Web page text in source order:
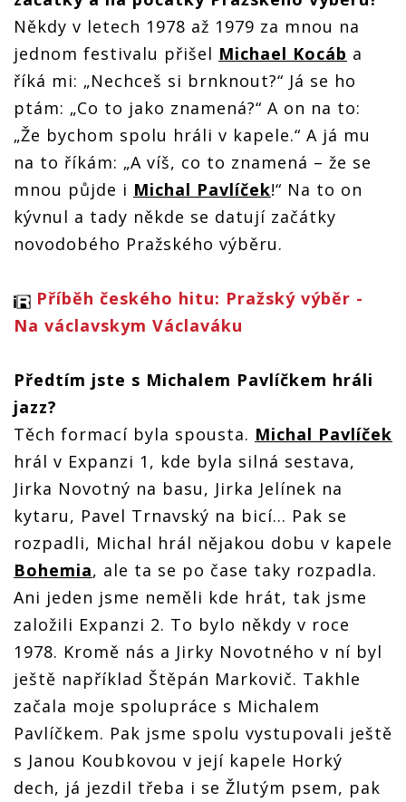
nás
křičeli, ať
s tím
jdeme do
lidé na
nás
křičeli, ať
jdeme do
prdele
nás
křičeli, ať
s tím
jdeme do
nás
křičeli, ať
s tím
jdeme do
Někdy v letech 1978 až 1979 za mnou na
jednom festivalu přišel Michael Kocáb a
říká mi: „Nechceš si brnknout?“ Já se ho
ptám: „Co to jako znamená?“ A on na to:
„Že bychom spolu hráli v kapele.“ A já mu
na to říkám: „A víš, co to znamená – že se
mnou půjde i Michal Pavlíček!“ Na to on
kývnul a tady někde se datují začátky
novodobého Pražského výběru.
Příběh českého hitu: Pražský výběr -
Na václavskym Václaváku
Předtím jste s Michalem Pavlíčkem hráli
jazz?
Těch formací byla spousta. Michal Pavlíček
hrál v Expanzi 1, kde byla silná sestava,
Jirka Novotný na basu, Jirka Jelínek na
kytaru, Pavel Trnavský na bicí... Pak se
rozpadli, Michal hrál nějakou dobu v kapele
Bohemia, ale ta se po čase taky rozpadla.
Ani jeden jsme neměli kde hrát, tak jsme
založili Expanzi 2. To bylo někdy v roce
1978. Kromě nás a Jirky Novotného v ní byl
ještě například Štěpán Markovič. Takhle
začala moje spolupráce s Michalem
Pavlíčkem. Pak jsme spolu vystupovali ještě
s Janou Koubkovou v její kapele Horký
dech, já jezdil třeba i se Žlutým psem, pak